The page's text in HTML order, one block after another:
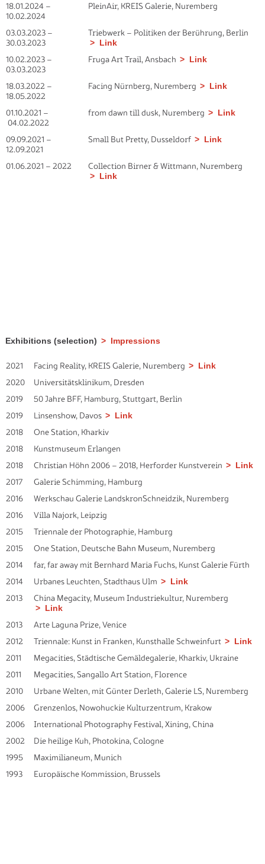
18.01.2024 –
10.02.2024
PleinAir, KREIS Galerie, Nuremberg
03.03.2023 –
30.03.2023
Triebwerk – Politiken der Berührung, Berlin
Link
10.02.2023 –
03.03.2023
Fruga Art Trail, Ansbach Link
18.03.2022 –
18.05.2022
Facing Nürnberg, Nuremberg Link
01.10.2021 –
04.02.2022
from dawn till dusk, Nuremberg Link
09.09.2021 –
12.09.2021
Small But Pretty, Dusseldorf Link
01.06.2021 – 2022
Collection Birner & Wittmann, Nuremberg
Link
Exhibitions (selection) Impressions
2021 Facing Reality, KREIS Galerie, Nuremberg
Link
2020
Universitätsklinikum, Dresden
2019
50 Jahre BFF, Hamburg, Stuttgart, Berlin
2019
Linsenshow, Davos
Link
2018
One Station, Kharkiv
2018
Kunstmuseum Erlangen
2018
Christian Höhn 2006 – 2018, Herforder Kunstverein
Link
2017
Galerie Schimming, Hamburg
2016
Werkschau Galerie LandskronSchneidzik, Nuremberg
2016
Villa Najork, Leipzig
2015
Triennale der Photographie, Hamburg
2015
One Station, Deutsche Bahn Museum, Nuremberg
2014
far, far away mit Bernhard Maria Fuchs, Kunst Galerie Fürth
2014
Urbanes Leuchten, Stadthaus Ulm
Link
2013
China Megacity, Museum Industriekultur, Nuremberg
Link
2013
Arte Laguna Prize, Venice
2012
Triennale: Kunst in Franken, Kunsthalle Schweinfurt
Link
2011
Megacities, Städtische Gemäldegalerie, Kharkiv, Ukraine
2011
Megacities, Sangallo Art Station, Florence
2010
Urbane Welten, mit Günter Derleth, Galerie LS, Nuremberg
2006
Grenzenlos, Nowohuckie Kulturzentrum, Krakow
2006
International Photography Festival, Xining, China
2002
Die heilige Kuh, Photokina, Cologne
1995
Maximilianeum, Munich
1993
Europäische Kommission, Brussels